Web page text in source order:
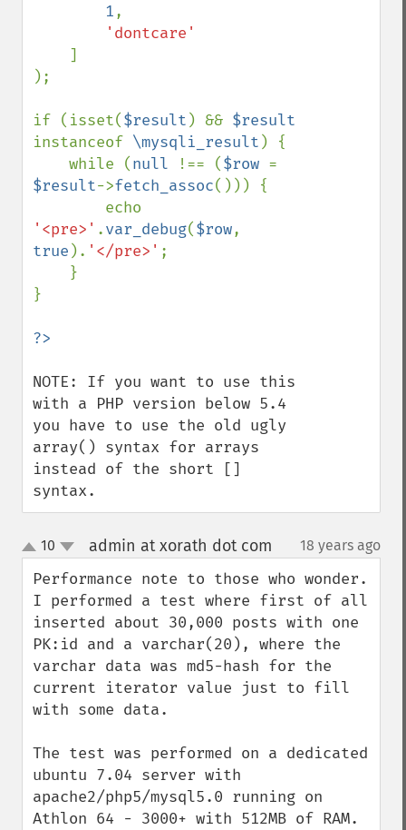
1,
'dontcare'
]
);
if (isset($result ) &&
instanceof \mysqli_result ) {
    while (
null !== ($row
$result->fetch_assoc())) {
'<pre>' .var_debug($row
true ). '</pre>' ;
}
NOTE: If you want to use this
with a PHP version below 5.4
you have to use the old ugly
array() syntax for arrays
instead of the short []
syntax.
up
down
10 admin at xorath dot com 18 years ago
Performance note to those who wonder.
I performed a test where first of all
inserted about 30,000 posts with one
PK:id and a varchar(20), where the
varchar data was md5-hash for the
current iterator value just to fill
with some data.
The test was performed on a dedicated
ubuntu 7.04 server with
apache2/php5/mysql5.0 running on
Athlon 64 - 3000+ with 512MB of RAM.